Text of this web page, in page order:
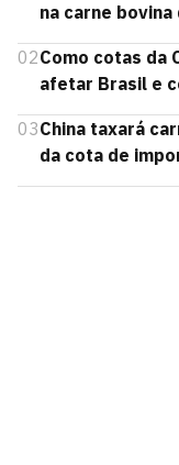
na carne bovina
02Como cotas da
afetar Brasil e
03China taxará
da cota de